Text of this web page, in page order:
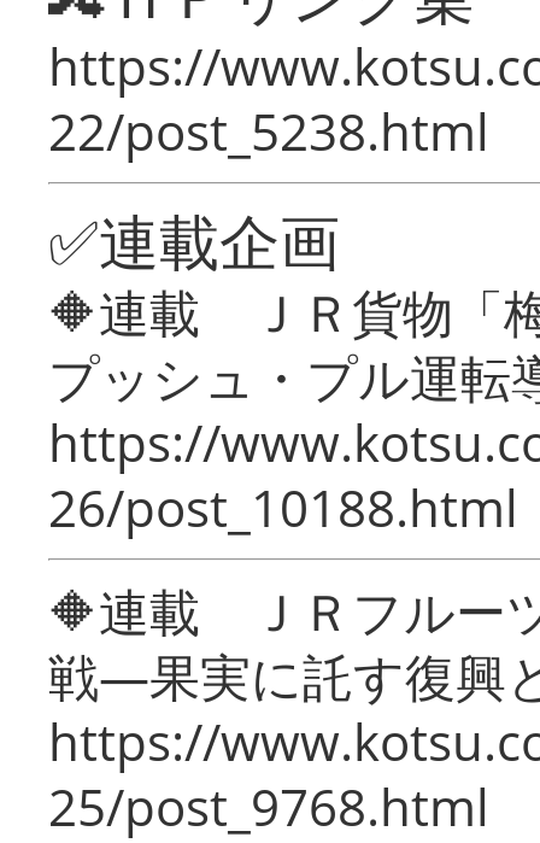
https://
22/post_5238.html
✅連載企画
🔶連載 ＪＲ貨物「
プッシュ・プル運転
https://
26/post_10188.html
🔶連載 ＪＲフルー
戦―果実に託す復興
https://
25/post_9768.html